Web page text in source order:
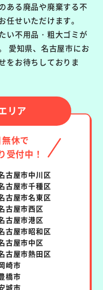
ある廃品や廃棄する不
任せいただけます。
い不用品・粗大ゴミが
愛知県、名古屋市にお
をお待ちしておりま
リア
休で
受付中！
古屋市中川区
古屋市千種区
古屋市名東区
古屋市西区
古屋市港区
古屋市昭和区
古屋市中区
古屋市熱田区
崎市
橋市
城市